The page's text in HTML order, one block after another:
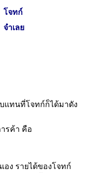
โจทก์
จำเลย
แทนที่โจทก์ก็ได้มาดัง
รค้า คือ
ง รายได้ของโจทก์